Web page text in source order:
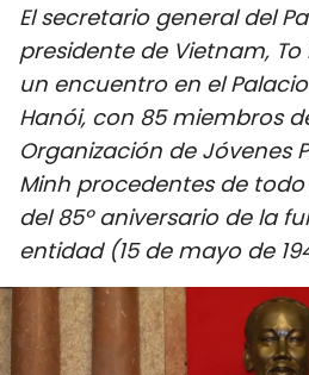
SOCIEDAD
SALUD -
CULTURA -
DEPORTES
VIAJES
El secretario general del
presidente de Vietnam,
un encuentro en el
Hanói, con 85 miembros
Organización de Jóvenes
Minh procedentes de
del 85º aniversario de la
entidad (15 de mayo de